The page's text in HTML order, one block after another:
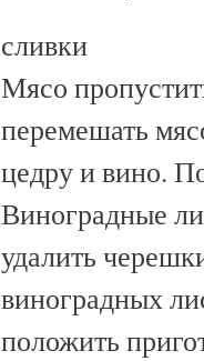
сливки
Мясо
перемешать
цедру и вино.
Виноградные
удалить
виноградных
положить